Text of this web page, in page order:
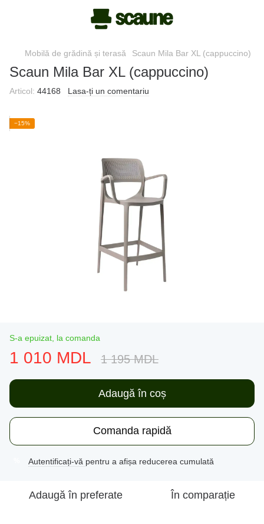
Mobilă de grădină și terasă Scaun Mila Bar XL (cappuccino)
Scaun Mila Bar XL (cappuccino)
Articol: 44168 Lasa-ți un comentariu
−15%
S-a epuizat, la comanda
1 010 MDL 1 195 MDL
Adaugă în coș
Comanda rapidă
Autentificați-vă pentru a afișa reducerea cumulată
Adaugă în preferate În comparație